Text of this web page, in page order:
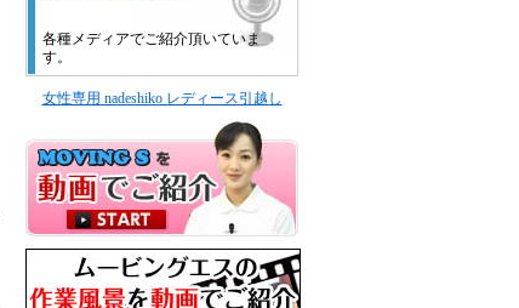
各種メディアでご紹介頂いていま
す。
女性専用 nadeshiko レディース引越し